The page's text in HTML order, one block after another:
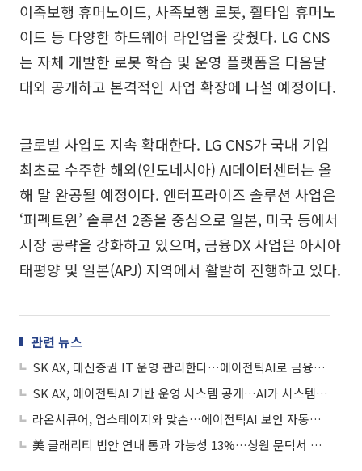
이족보행 휴머노이드, 사족보행 로봇, 휠타입 휴머노
이드 등 다양한 하드웨어 라인업을 갖췄다. LG CNS
는 자체 개발한 로봇 학습 및 운영 플랫폼을 다음달
대외 공개하고 본격적인 사업 확장에 나설 예정이다.
글로벌 사업도 지속 확대한다. LG CNS가 국내 기업
최초로 수주한 해외(인도네시아) AI데이터센터는 올
해 말 완공될 예정이다. 엔터프라이즈 솔루션 사업은
‘퍼펙트윈’ 솔루션 2종을 중심으로 일본, 미국 등에서
시장 공략을 강화하고 있으며, 금융DX 사업은 아시아
태평양 및 일본(APJ) 지역에서 활발히 진행하고 있다.
관련 뉴스
SK AX, 대신증권 IT 운영 관리한다…에이전틱AI로 금융인프라 운영 혁신
SK AX, 에이전틱AI 기반 운영 시스템 공개…AI가 시스템 장애 방지
라온시큐어, 업스테이지와 맞손…에이전틱AI 보안 자동화 플랫폼 연내 개발
美 클래리티 법안 연내 통과 가능성 13%…상원 문턱서 제동